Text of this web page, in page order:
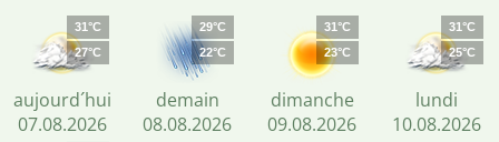
31°C
27°C
aujourd´hui
07.08.2026
29°C
22°C
demain
08.08.2026
31°C
23°C
dimanche
09.08.2026
31°C
25°C
lundi
10.08.2026